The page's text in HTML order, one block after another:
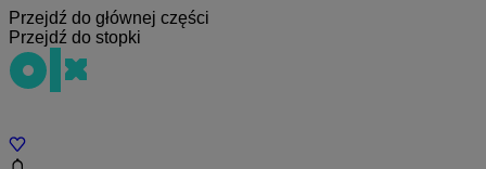
Przejdź do głównej części
Przejdź do stopki